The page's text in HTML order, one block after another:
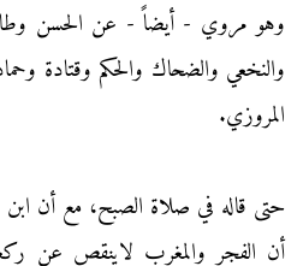
وهو مروي - أيضاً - عن الحسن
والنخعي والضحاك والحكم وقتادة
المروزي.
حتى قاله في صلاة الصبح، مع أن
أن الفجر والمغرب لاينقص عن